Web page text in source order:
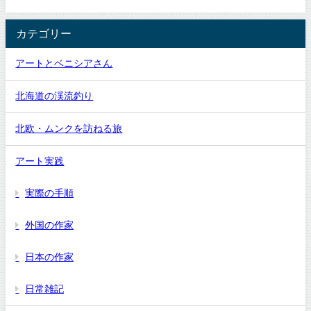
カテゴリー
アートとベニシアさん
北海道の渓流釣り
北欧・ムンクを訪ねる旅
アート実践
実際の手順
外国の作家
日本の作家
日常雑記